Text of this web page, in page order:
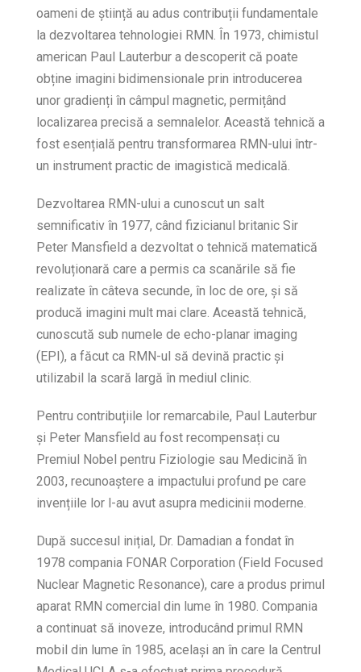
oameni de știință au adus contribuții fundamentale
la dezvoltarea tehnologiei RMN. În 1973, chimistul
american Paul Lauterbur a descoperit că poate
obține imagini bidimensionale prin introducerea
unor gradienți în câmpul magnetic, permițând
localizarea precisă a semnalelor. Această tehnică a
fost esențială pentru transformarea RMN-ului într-
un instrument practic de imagistică medicală.
Dezvoltarea RMN-ului a cunoscut un salt
semnificativ în 1977, când fizicianul britanic Sir
Peter Mansfield a dezvoltat o tehnică matematică
revoluționară care a permis ca scanările să fie
realizate în câteva secunde, în loc de ore, și să
producă imagini mult mai clare. Această tehnică,
cunoscută sub numele de echo-planar imaging
(EPI), a făcut ca RMN-ul să devină practic și
utilizabil la scară largă în mediul clinic.
Pentru contribuțiile lor remarcabile, Paul Lauterbur
și Peter Mansfield au fost recompensați cu
Premiul Nobel pentru Fiziologie sau Medicină în
2003, recunoaștere a impactului profund pe care
invențiile lor l-au avut asupra medicinii moderne.
După succesul inițial, Dr. Damadian a fondat în
1978 compania FONAR Corporation (Field Focused
Nuclear Magnetic Resonance), care a produs primul
aparat RMN comercial din lume în 1980. Compania
a continuat să inoveze, introducând primul RMN
mobil din lume în 1985, același an în care la Centrul